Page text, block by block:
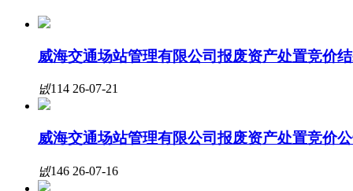
威海交通场站管理有限公司报废资产处置竞价
넶114 26-07-21
威海交通场站管理有限公司报废资产处置竞价
넶146 26-07-16